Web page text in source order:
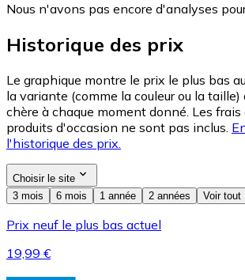
Nous n'avons pas encore d'analyses
Historique des prix
Le graphique montre le prix le plus bas
la variante (comme la couleur ou la
chère à chaque moment donné. Les
produits d'occasion ne sont pas inclus.
l'historique des prix.
Choisir le site
3 mois
6 mois 1 année 2 années Voir tout
Prix neuf le plus bas actuel
19,99 €